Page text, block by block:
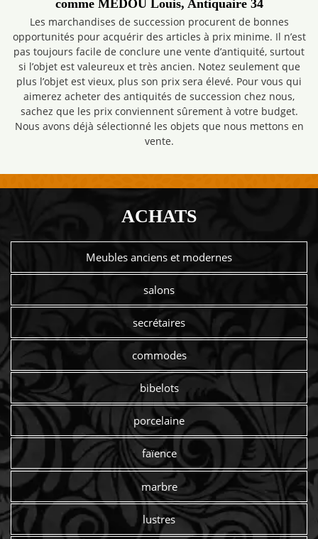
comme MEDOU Louis, Antiquaire 34
Les marchandises de succession procurent de bonnes
opportunités pour acquérir des articles à prix minime. Il n’est
pas toujours facile de conclure une vente d’antiquité, surtout
si l’objet est valeureux et très ancien. Notez seulement que
plus l’objet est vieux, plus son prix sera élevé. Pour vous qui
aimerez acheter des antiquités de succession chez nous,
sachez que les prix conviennent sûrement à votre budget.
Nous avons déjà sélectionné les objets que nous mettons en
vente.
ACHATS
Meubles anciens et modernes
salons
secrétaires
commodes
bibelots
porcelaine
faïence
marbre
lustres